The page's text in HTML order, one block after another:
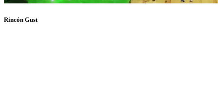
Rincón Gust